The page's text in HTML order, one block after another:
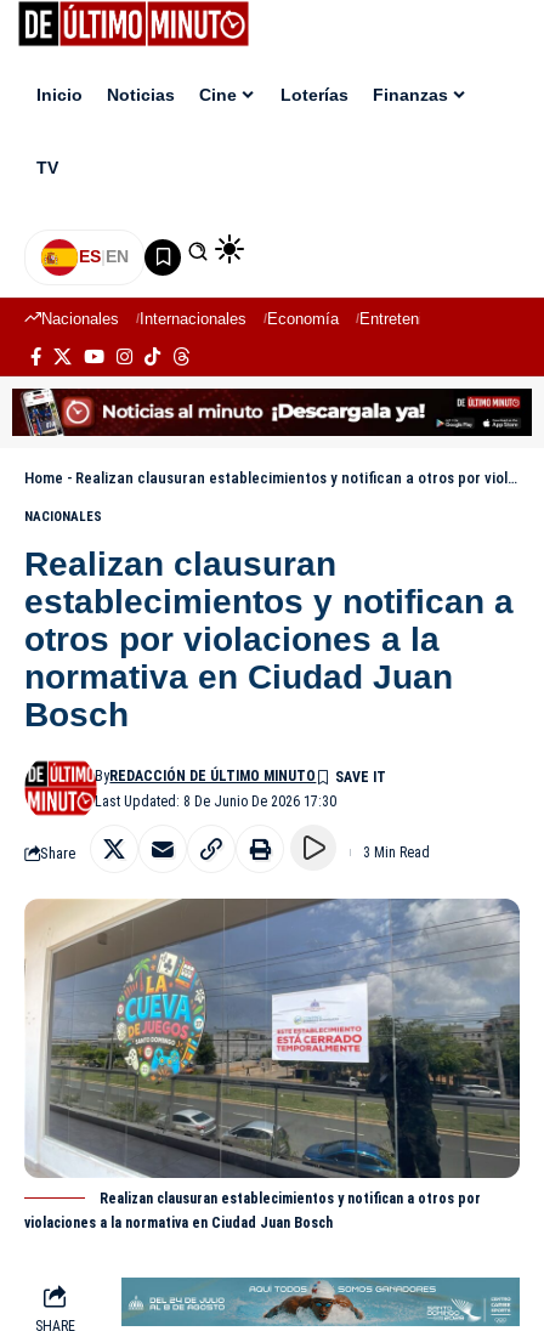
Inicio Noticias Cine Loterías Finanzas
TV
ES|EN
Nacionales Internacionales Economía Entretenimiento
Home - Realizan clausuran establecimientos y notifican a otros por violaciones a la normativa en Ciudad Juan Bosch
NACIONALES
Realizan clausuran
establecimientos y notifican a
otros por violaciones a la
normativa en Ciudad Juan
Bosch
Last Updated: 8 De Junio De 2026 17:30
ByREDACCIÓN DE ÚLTIMO MINUTO
Share 3 Min Read
Realizan clausuran establecimientos y notifican a otros por
violaciones a la normativa en Ciudad Juan Bosch
SHARE